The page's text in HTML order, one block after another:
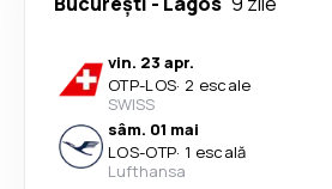
vin. 23 apr.
OTP-LOS· 2 escale
SWISS
sâm. 01 mai
LOS-OTP· 1 escală
Lufthansa